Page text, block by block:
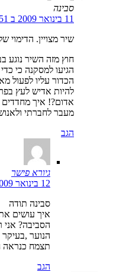
סבינה
11 בינואר 2009 ב 21:51
שיר מצויין. הדימוי
חוץ מזה השיר נוגע
הגיעו למסקנה כי
הכדור עליו לפעול
להיות אדיש לעץ
אדום?! איך
מעבר לחברתי
הגב
גיורא פישר
12 בינואר 2009 ב 19:18
סבינה תודה
איך עושים
הסביבה? אני
הנוער
תצמח כנראה
הגב